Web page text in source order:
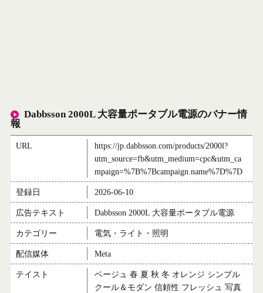
Dabbsson 2000L 大容量ポータブル電源のバナー情
報
URL
https://jp.dabbsson.com/products/2000l?
utm_source=fb&utm_medium=cpc&utm_ca
mpaign=%7B%7Bcampaign.name%7D%7D
登録日 2026-06-10
広告テキスト Dabbsson 2000L 大容量ポータブル電源
カテゴリー 電気・ライト・照明
配信媒体 Meta
テイスト
ベージュ 春 夏 秋 冬 オレンジ シンプル
クール＆モダン 信頼性 フレッシュ 写真